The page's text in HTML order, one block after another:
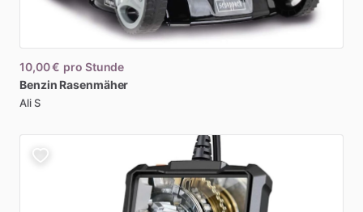
10,00 € pro Stunde
Benzin Rasenmäher
Ali S